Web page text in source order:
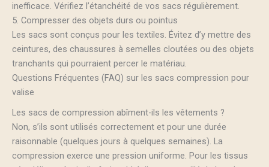
inefficace. Vérifiez l’étanchéité de vos sacs régulièrement.
5. Compresser des objets durs ou pointus
Les sacs sont conçus pour les textiles. Évitez d’y mettre des
ceintures, des chaussures à semelles cloutées ou des objets
tranchants qui pourraient percer le matériau.
Questions Fréquentes (FAQ) sur les sacs compression pour
valise
Les sacs de compression abîment-ils les vêtements ?
Non, s’ils sont utilisés correctement et pour une durée
raisonnable (quelques jours à quelques semaines). La
compression exerce une pression uniforme. Pour les tissus